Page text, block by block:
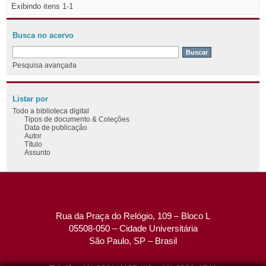
Exibindo itens 1-1
Busca no acervo
Pesquisa avançada
Listar por
Todo a biblioteca digital
Tipos de documento & Coleções
Data de publicação
Autor
Título
Assunto
Rua da Praça do Relógio, 109 – Bloco L
05508-050 – Cidade Universitária
São Paulo, SP – Brasil